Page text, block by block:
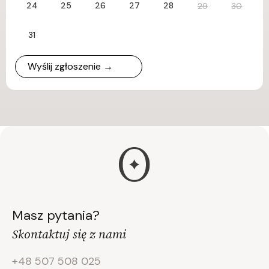
24 25 26 27 28 29 30
31
Wyślij zgłoszenie →
Masz pytania?
Skontaktuj się z nami
+48 507 508 025